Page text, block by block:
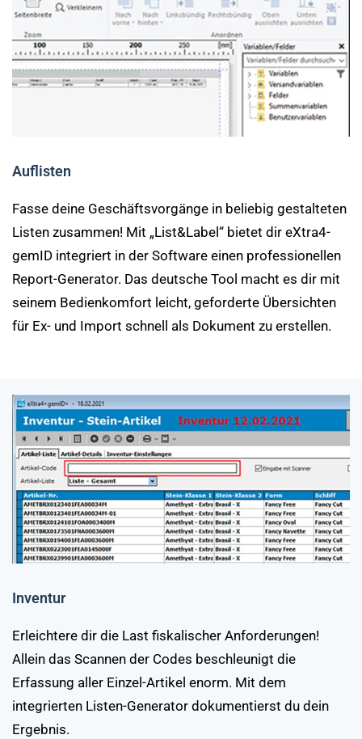
Auflisten
Fasse deine Geschäftsvorgänge in beliebig gestalteten
Listen zusammen! Mit „List&Label“ bietet dir eXtra4-
gemID integriert in der Software einen professionellen
Report-Generator. Das deutsche Tool macht es dir mit
seinem Bedienkomfort leicht, geforderte Übersichten
für Ex- und Import schnell als Dokument zu erstellen.
Inventur
Erleichtere dir die Last fiskalischer Anforderungen!
Allein das Scannen der Codes beschleunigt die
Erfassung aller Einzel-Artikel enorm. Mit dem
integrierten Listen-Generator dokumentierst du dein
Ergebnis.